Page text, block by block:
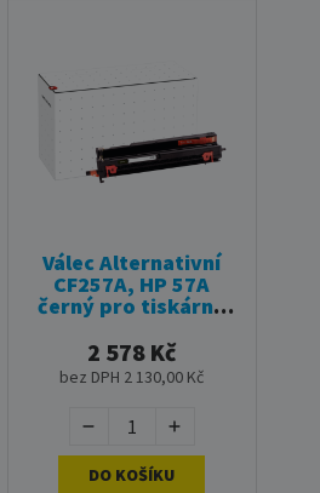
Válec Alternativní
CF257A, HP 57A
černý pro tiskárny
2 578 Kč
bez DPH 2 130,00 Kč
DO KOŠÍKU